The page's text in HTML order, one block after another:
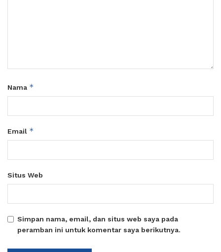
Nama *
Email *
Situs Web
Simpan nama, email, dan situs web saya pada
peramban ini untuk komentar saya berikutnya.